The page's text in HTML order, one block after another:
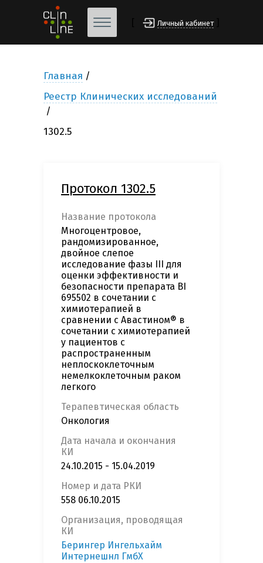
Личный кабинет
Главная
Реестр Клинических исследований
1302.5
Протокол 1302.5
Название протокола
Многоцентровое,
рандомизированное,
двойное слепое
исследование фазы III для
оценки эффективности и
безопасности препарата BI
695502 в сочетании с
химиотерапией в
сравнении с Авастином® в
сочетании с химиотерапией
у пациентов с
распространенным
неплоскоклеточным
немелкоклеточным раком
легкого
Терапевтическая область
Онкология
Дата начала и окончания
КИ
24.10.2015 - 15.04.2019
Номер и дата РКИ
558 06.10.2015
Организация, проводящая
КИ
Берингер Ингельхайм
Интернешнл ГмбХ